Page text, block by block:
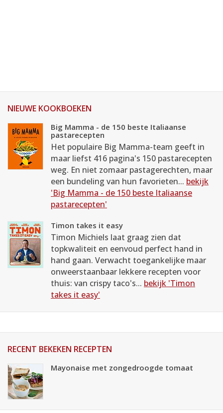
NIEUWE KOOKBOEKEN
Big Mamma - de 150 beste Italiaanse
pastarecepten
Het populaire Big Mamma-team geeft in
maar liefst 416 pagina's 150 pastarecepten
weg. En niet zomaar pastagerechten, maar
een bundeling van hun favorieten... bekijk
'Big Mamma - de 150 beste Italiaanse
pastarecepten'
Timon takes it easy
Timon Michiels laat graag zien dat
topkwaliteit en eenvoud perfect hand in
hand gaan. Verwacht toegankelijke maar
onweerstaanbaar lekkere recepten voor
thuis: van crispy taco's... bekijk 'Timon
takes it easy'
RECENT BEKEKEN RECEPTEN
Mayonaise met zongedroogde tomaat